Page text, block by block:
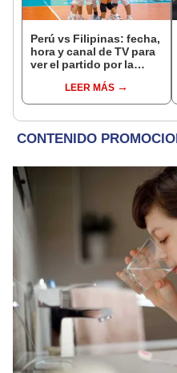
Perú vs Filipinas: fecha,
hora y canal de TV para
ver el partido por la
17 de Vóley 2026
LEER MÁS